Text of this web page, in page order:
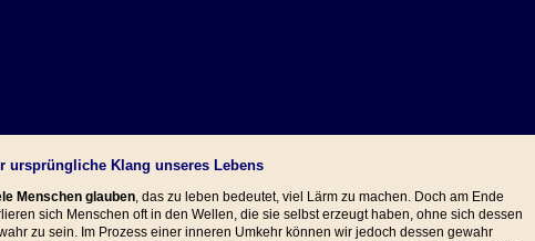
ursprüngliche Klang unseres Lebens
Menschen glauben, das zu leben bedeutet, viel Lärm zu machen. Doch am Ende
sich Menschen oft in den Wellen, die sie selbst erzeugt haben, ohne sich dessen
zu sein. Im Prozess einer inneren Umkehr können wir jedoch dessen gewahr